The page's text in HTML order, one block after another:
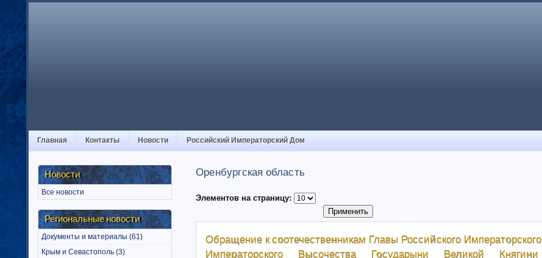
Главная Контакты Новости Российский Императорский Дом
Новости
Все новости
Региональные новости
Документы и материалы (61)
Крым и Севастополь (3)
Оренбургская область
Элементов на страницу:
Обращение к соотечественникам Главы Российского
Императорского Высочества Государыни Великой